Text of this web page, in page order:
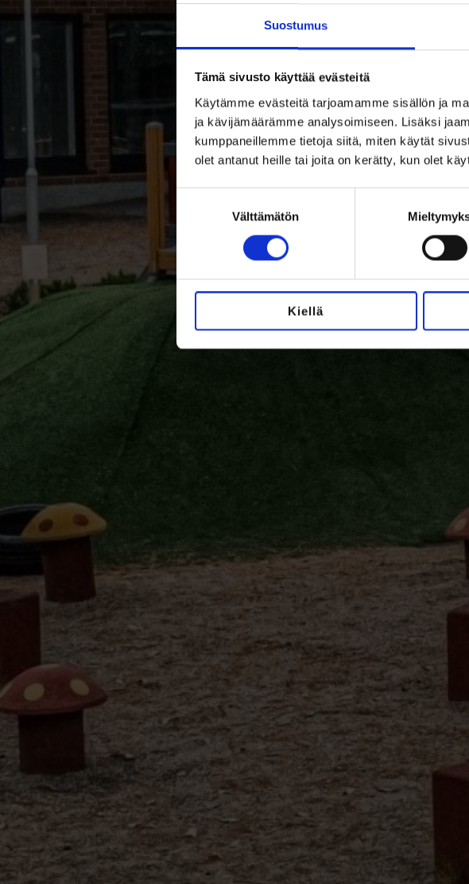
Suostumus
Tämä sivusto käyttää evästeitä
Käytämme evästeitä tarjoamamme sisällön ja
ja kävijämäärämme analysoimiseen. Lisäksi
kumppaneillemme tietoja siitä, miten käytät
olet antanut heille tai joita on kerätty, kun olet
Välttämätön
Kiellä